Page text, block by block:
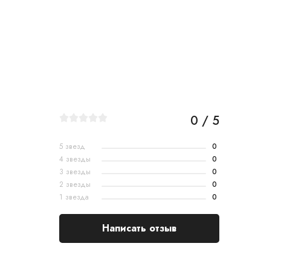
0 / 5
5 звезд
0
4 звезды
0
3 звезды
0
2 звезды
0
1 звезда
0
Написать отзыв